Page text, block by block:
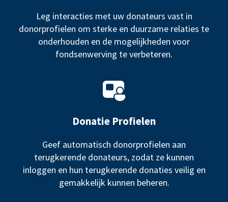
Leg interacties met uw donateurs vast in
donorprofielen om sterke en duurzame relaties te
onderhouden en de mogelijkheden voor
fondsenwerving te verbeteren.
Donatie Profielen
Geef automatisch donorprofielen aan
terugkerende donateurs, zodat ze kunnen
inloggen en hun terugkerende donaties veilig en
gemakkelijk kunnen beheren.